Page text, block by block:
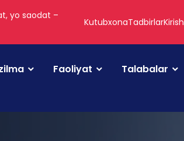
yo saodat –
KutubxonaTadbirlarKirish
Faoliyat Talabalar